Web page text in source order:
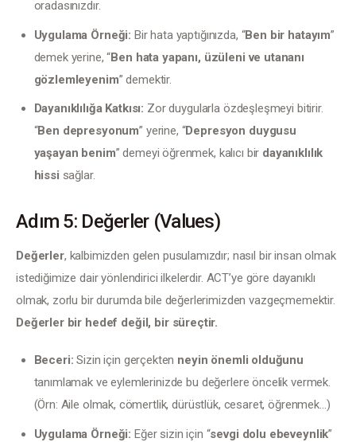
oradasınızdır.
Uygulama Örneği: Bir hata yaptığınızda, “Ben bir hatayım”
demek yerine, “Ben hata yapanı, üzüleni ve utananı
gözlemleyenim” demektir.
Dayanıklılığa Katkısı: Zor duygularla özdeşleşmeyi bitirir.
“Ben depresyonum” yerine, “Depresyon duygusu
yaşayan benim” demeyi öğrenmek, kalıcı bir dayanıklılık
hissi sağlar.
Adım 5: Değerler (Values)
Değerler, kalbimizden gelen pusulamızdır; nasıl bir insan olmak
istediğimize dair yönlendirici ilkelerdir. ACT’ye göre dayanıklı
olmak, zorlu bir durumda bile değerlerimizden vazgeçmemektir.
Değerler bir hedef değil, bir süreçtir.
Beceri: Sizin için gerçekten neyin önemli olduğunu
tanımlamak ve eylemlerinizde bu değerlere öncelik vermek.
(Örn: Aile olmak, cömertlik, dürüstlük, cesaret, öğrenmek…)
Uygulama Örneği: Eğer sizin için “sevgi dolu ebeveynlik”